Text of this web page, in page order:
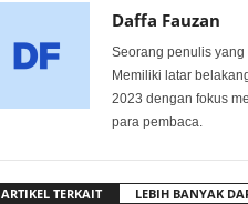
Daffa Fauzan
Seorang penulis
Memiliki latar
2023 dengan fokus
para pembaca.
ARTIKEL TERKAIT LEBIH BANYAK